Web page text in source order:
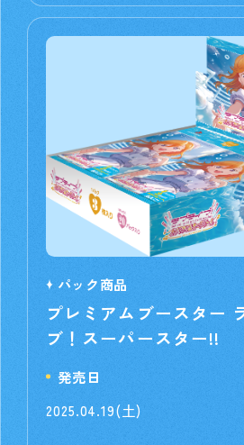
パック商品
プレミアムブースター
ブ！スーパースター!!
発売日
2025.04.19(土)